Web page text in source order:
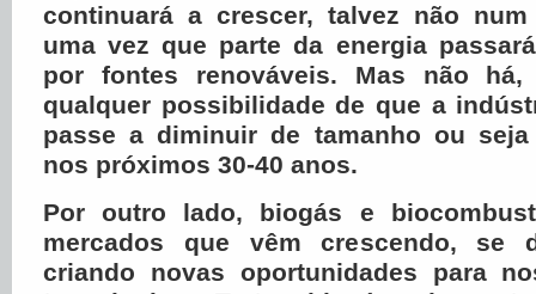
continuará a crescer, talvez não
uma vez que parte da energia
por fontes renováveis. Mas não
qualquer possibilidade de que a
passe a diminuir de tamanho ou
nos próximos 30-40 anos.
Por outro lado, biogás e
mercados que vêm crescendo, se
criando novas oportunidades para